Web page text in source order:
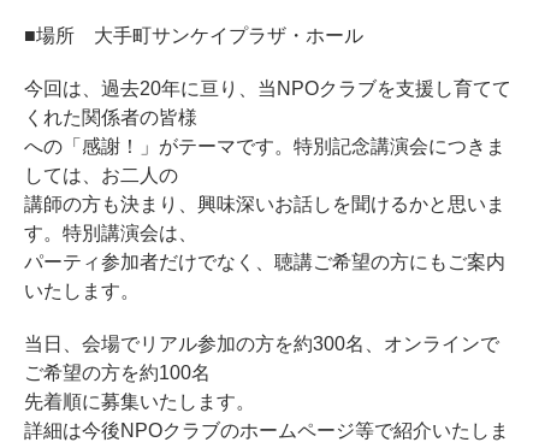
■場所 大手町サンケイプラザ・ホール
今回は、過去20年に亘り、当NPOクラブを支援し育てて
くれた関係者の皆様
への「感謝！」がテーマです。特別記念講演会につきま
しては、お二人の
講師の方も決まり、興味深いお話しを聞けるかと思いま
す。特別講演会は、
パーティ参加者だけでなく、聴講ご希望の方にもご案内
いたします。
当日、会場でリアル参加の方を約300名、オンラインで
ご希望の方を約100名
先着順に募集いたします。
詳細は今後NPOクラブのホームページ等で紹介いたしま